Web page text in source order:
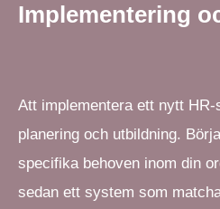
Implementering
Att implementera ett nytt
planering och utbildning.
specifika behoven inom din
sedan ett system som